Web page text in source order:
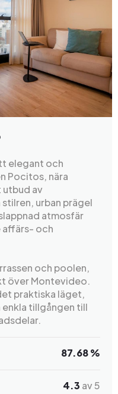
elegant och
Pocitos, nära
av
urban prägel
atmosfär
affärs- och
och poolen,
över Montevideo.
praktiska läget,
tillgången till
87.68 %
4.3 av 5